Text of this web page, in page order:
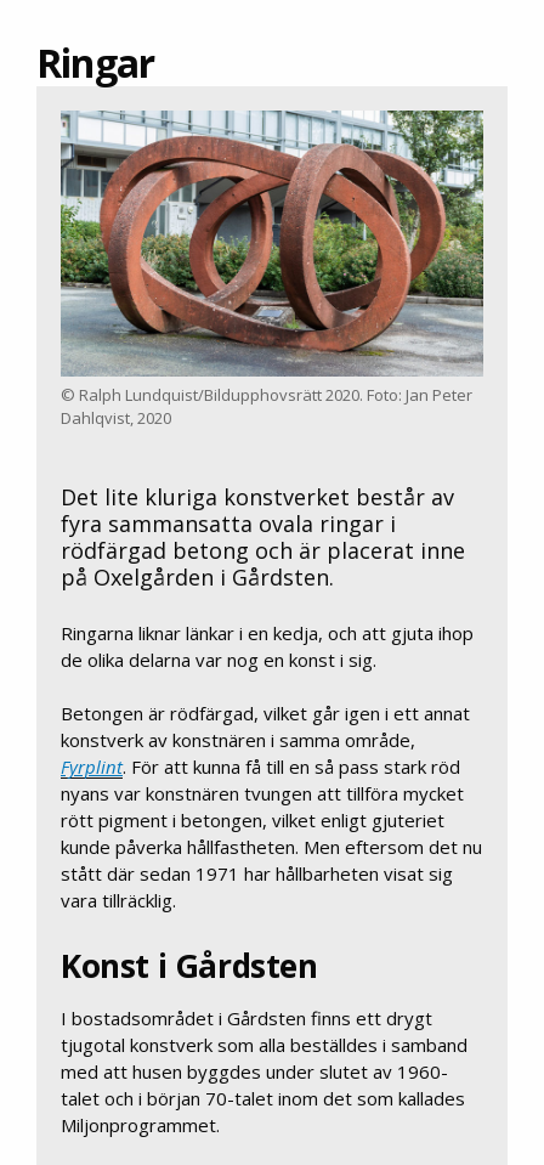
Ringar
© Ralph Lundquist/Bildupphovsrätt 2020. Foto: Jan Peter
Dahlqvist, 2020
Det lite kluriga konstverket består av
fyra sammansatta ovala ringar i
rödfärgad betong och är placerat inne
på Oxelgården i Gårdsten.
Ringarna liknar länkar i en kedja, och att gjuta ihop
de olika delarna var nog en konst i sig.
Betongen är rödfärgad, vilket går igen i ett annat
konstverk av konstnären i samma område,
Fyrplint. För att kunna få till en så pass stark röd
nyans var konstnären tvungen att tillföra mycket
rött pigment i betongen, vilket enligt gjuteriet
kunde påverka hållfastheten. Men eftersom det nu
stått där sedan 1971 har hållbarheten visat sig
vara tillräcklig.
Konst i Gårdsten
I bostadsområdet i Gårdsten finns ett drygt
tjugotal konstverk som alla beställdes i samband
med att husen byggdes under slutet av 1960-
talet och i början 70-talet inom det som kallades
Miljonprogrammet.